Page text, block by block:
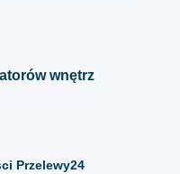
wnętrz
Przelewy24